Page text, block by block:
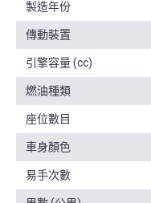
製造年份
傳動裝置
引擎容量 (cc)
燃油種類
座位數目
車身顏色
易手次數